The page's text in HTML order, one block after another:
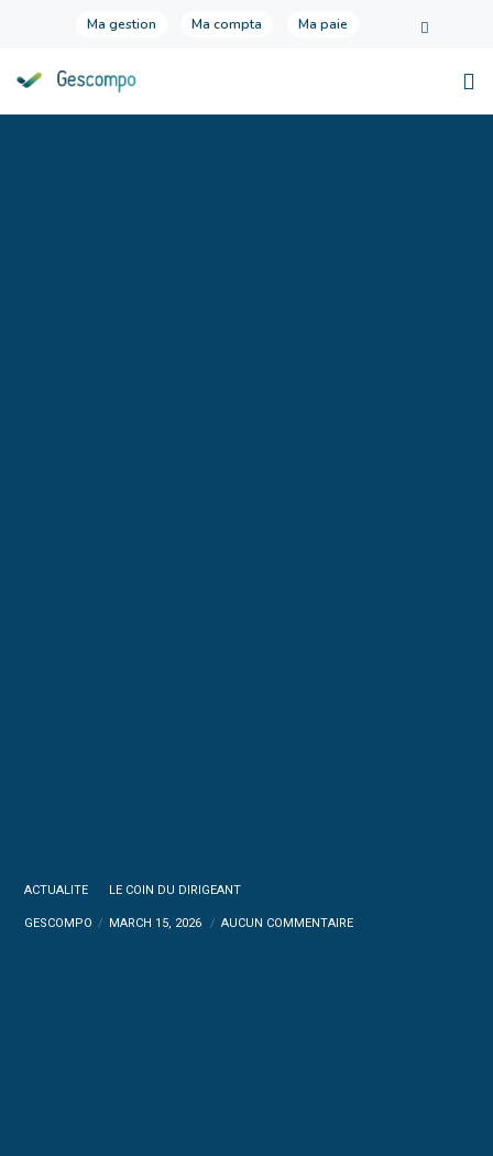
Ma gestion Ma compta Ma paie
ACTUALITE LE COIN DU DIRIGEANT
GESCOMPO MARCH 15, 2026 AUCUN COMMENTAIRE